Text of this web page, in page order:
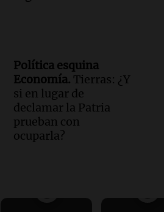
Política esquina
Economía. Tierras: ¿Y
si en lugar de
declamar la Patria
prueban con
ocuparla?